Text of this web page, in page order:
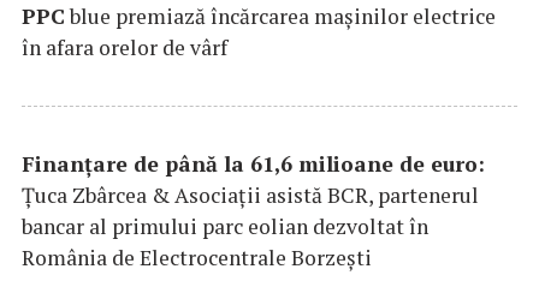
PPCblue premiază încărcarea maşinilor electrice
în afara orelor de vârf
Finanțare de până la 61,6 milioane de euro:
Țuca Zbârcea & Asociații asistă BCR, partenerul
bancar al primului parc eolian dezvoltat în
România de Electrocentrale Borzești